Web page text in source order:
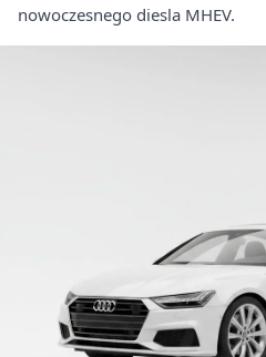
nowoczesnego diesla MHEV.